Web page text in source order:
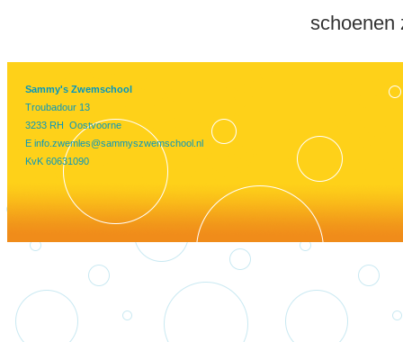
schoenen
Sammy's Zwemschool
Troubadour 13
3233 RH Oostvoorne
E info.zwemles@sammyszwemschool.nl
KvK 60631090